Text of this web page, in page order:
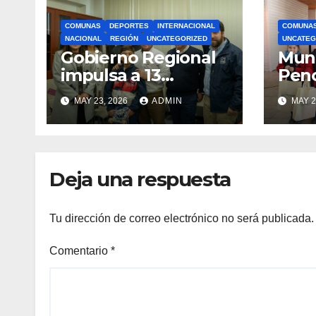
COMUNAS DEPORTES
INTERNACIONAL
NACIONAL
REGIÓN UNCATEGORIZED
Gobierno Regional
impulsa a 13
deportistas que
llevarán la bandera
maulina a
MAY 23, 2026 ADMIN MAY
Deja una respuesta
Tu dirección de correo electrónico no será publicada.
Comentario *